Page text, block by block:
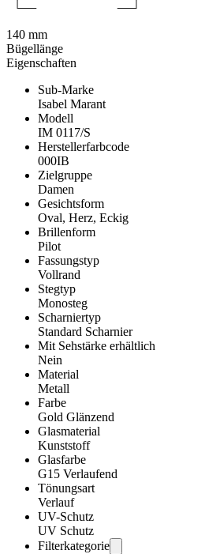
Eigenschaften
Sub-Marke
Isabel Marant
Modell
IM 0117/S
Herstellerfarbcode
000IB
Zielgruppe
Damen
Gesichtsform
Oval, Herz, Eckig
Brillenform
Pilot
Fassungstyp
Vollrand
Stegtyp
Monosteg
Scharniertyp
Standard Scharnier
Mit Sehstärke erhältlich
Nein
Material
Metall
Farbe
Gold Glänzend
Glasmaterial
Kunststoff
Glasfarbe
G15 Verlaufend
Tönungsart
Verlauf
UV-Schutz
UV Schutz
Filterkategorie
140 mm
Bügellänge